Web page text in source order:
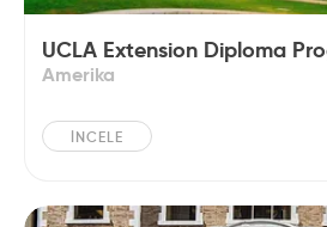
UCLA Extension Diploma
Amerika
İNCELE